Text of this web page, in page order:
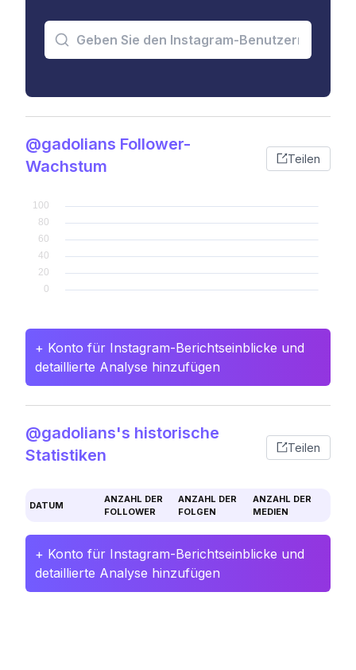
@gadolians Follower-
Wachstum
Teilen
+ Konto für Instagram-Berichtseinblicke und
detaillierte Analyse hinzufügen
@gadolians's historische
Statistiken
Teilen
DATUM
ANZAHL DER
FOLLOWER
ANZAHL DER
FOLGEN
ANZAHL DER
MEDIEN
+ Konto für Instagram-Berichtseinblicke und
detaillierte Analyse hinzufügen